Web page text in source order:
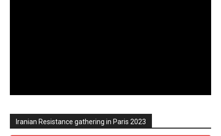
Iranian Resistance gathering in Paris 2023